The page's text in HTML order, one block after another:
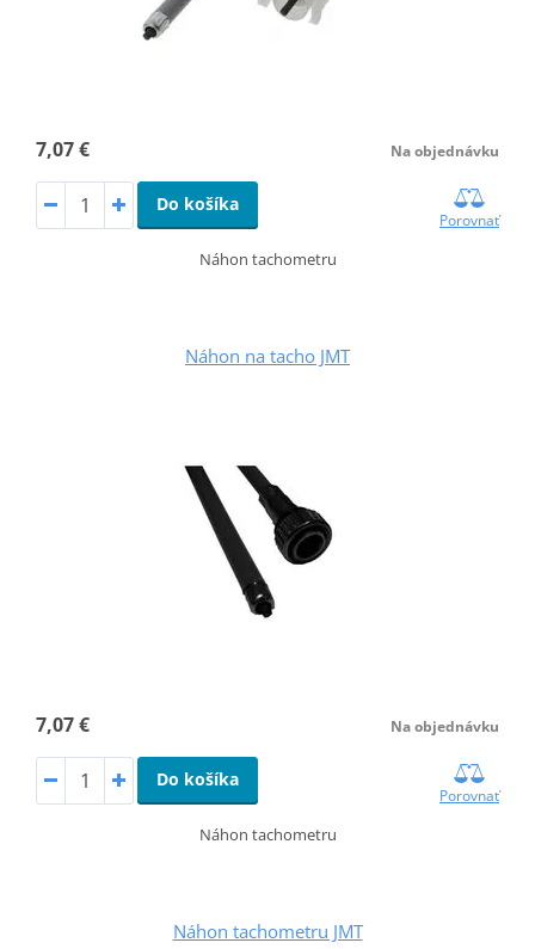
7,07 € Na objednávku
Do košíka
Porovnať
Náhon tachometru
Náhon na tacho JMT
7,07 € Na objednávku
Do košíka
Porovnať
Náhon tachometru
Náhon tachometru JMT